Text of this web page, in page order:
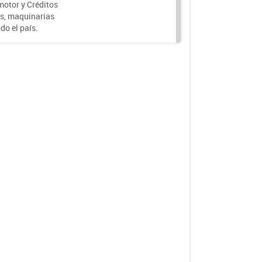
y Créditos
maquinarias
el país.